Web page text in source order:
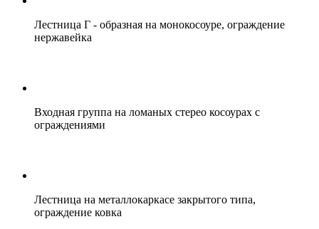
Лестница Г - образная на монокосоуре, ограждение
нержавейка
Входная группа на ломаных стерео косоурах с
ограждениями
Лестница на металлокаркасе закрытого типа,
ограждение ковка